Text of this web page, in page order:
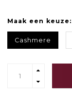
Maak een keuze:
Cashmere